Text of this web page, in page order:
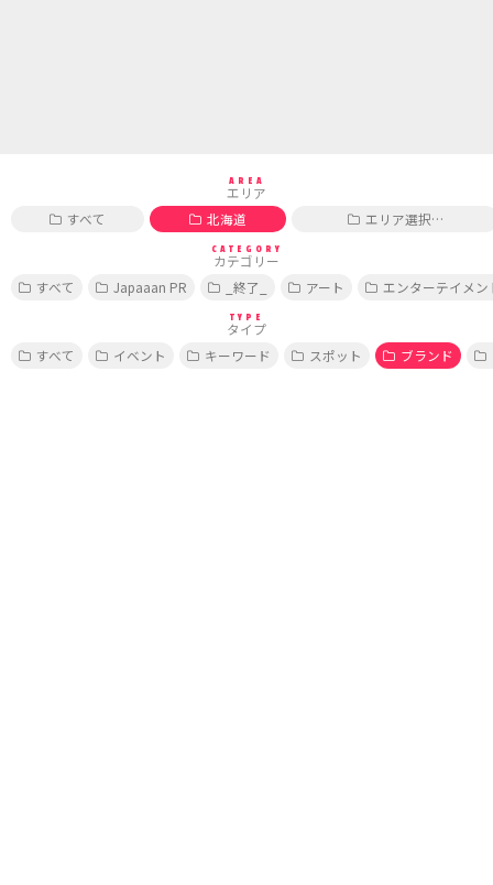
AREA
エリア
すべて
北海道 エリア選択…
CATEGORY
カテゴリー
すべて
Japaaan PR _終了_ アート エンターテイメン
TYPE
タイプ
すべて
イベント キーワード スポット ブランド